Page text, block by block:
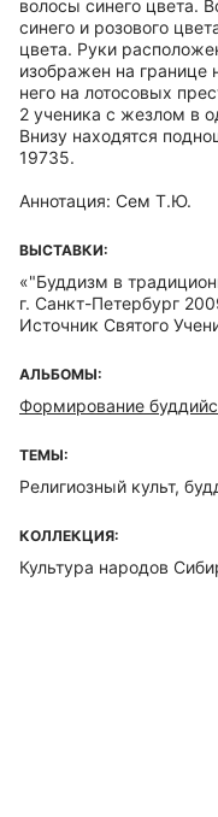
волосы синего цвета.
синего и розового
цвета. Руки
изображен на границе
него на лотосовых
2 ученика с жезлом в
Внизу находятся
19735.
Аннотация: Сем Т.Ю.
ВЫСТАВКИ:
«"Буддизм в
г. Санкт-Петербург
Источник Святого
АЛЬБОМЫ:
Формирование
ТЕМЫ:
Религиозный культ,
КОЛЛЕКЦИЯ:
Культура народов